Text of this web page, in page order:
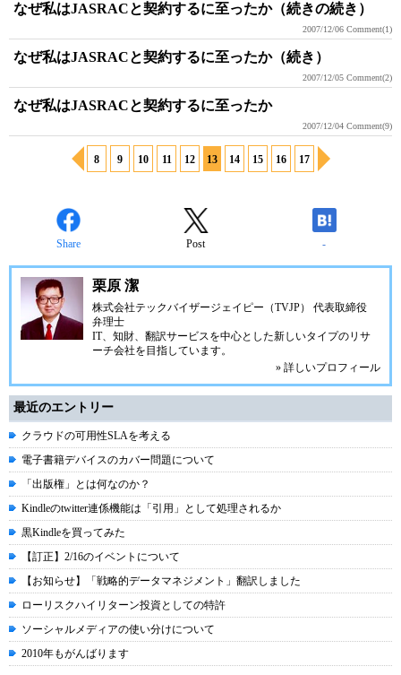
なぜ私はJASRACと契約するに至ったか（続きの続き）
2007/12/06 Comment(1)
なぜ私はJASRACと契約するに至ったか（続き）
2007/12/05 Comment(2)
なぜ私はJASRACと契約するに至ったか
2007/12/04 Comment(9)
8 9 10 11 12 13 14 15 16 17
Share Post -
栗原 潔
株式会社テックバイザージェイピー（TVJP） 代表取締役
弁理士
IT、知財、翻訳サービスを中心とした新しいタイプのリサ
ーチ会社を目指しています。
» 詳しいプロフィール
最近のエントリー
クラウドの可用性SLAを考える
電子書籍デバイスのカバー問題について
「出版権」とは何なのか？
Kindleのtwitter連係機能は「引用」として処理されるか
黒Kindleを買ってみた
【訂正】2/16のイベントについて
【お知らせ】「戦略的データマネジメント」翻訳しました
ローリスクハイリターン投資としての特許
ソーシャルメディアの使い分けについて
2010年もがんばります